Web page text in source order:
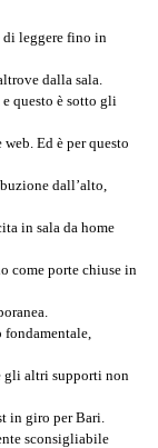
di leggere fino in
dalla sala.
questo è sotto gli
Ed è per questo
dall’alto,
in sala da home
come porte chiuse in
gli altri supporti non
in giro per Bari.
sconsigliabile